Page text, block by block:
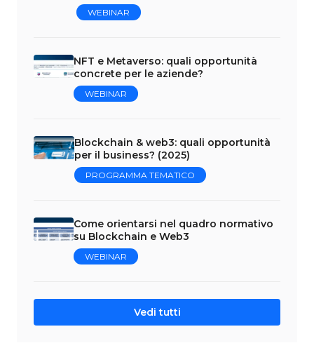
WEBINAR
NFT e Metaverso: quali opportunità
concrete per le aziende?
WEBINAR
Blockchain & web3: quali opportunità
per il business? (2025)
PROGRAMMA TEMATICO
Come orientarsi nel quadro normativo
su Blockchain e Web3
WEBINAR
Vedi tutti